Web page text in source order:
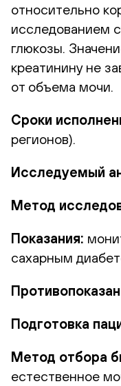
относительно
исследованием
глюкозы.
креатинину не
от объема мочи.
Сроки
регионов).
Исследуемый
Метод
Показания:
сахарным
Подготовка
Метод отбора
естественное